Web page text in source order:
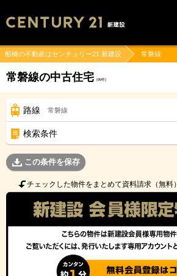
船橋の不動産はセンチュリー21 新建設 常磐線
常磐線の中古住宅 (99件)
路線 常磐線
検索条件
この条件を保存
チェックした物件をまとめて資料請求（無料）